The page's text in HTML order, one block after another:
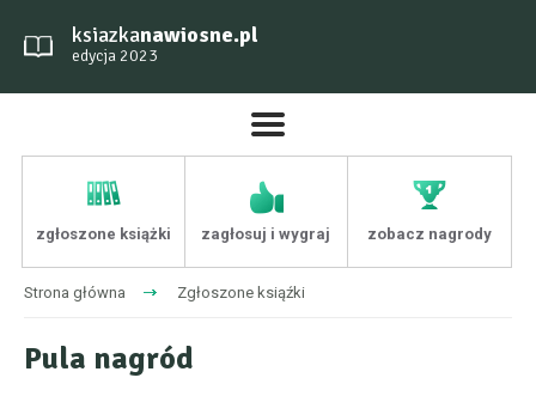
ksiazkanawiosne.pl
edycja 2023
zgłoszone książki zagłosuj i wygraj zobacz nagrody
Strona główna Zgłoszone ksiąźki
Pula nagród